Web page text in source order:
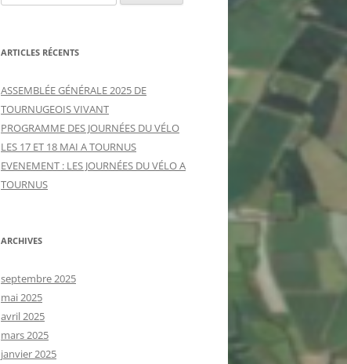
e
h
r
c
h
e
r
ARTICLES RÉCENTS
ASSEMBLÉE GÉNÉRALE 2025 DE
TOURNUGEOIS VIVANT
PROGRAMME DES JOURNÉES DU VÉLO
LES 17 ET 18 MAI A TOURNUS
EVENEMENT : LES JOURNÉES DU VÉLO A
TOURNUS
ARCHIVES
septembre 2025
mai 2025
avril 2025
mars 2025
janvier 2025